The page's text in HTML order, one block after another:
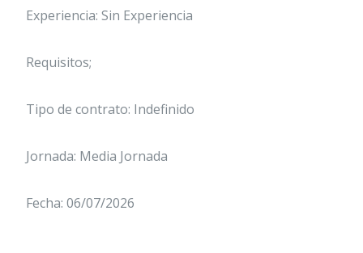
Experiencia: Sin Experiencia
Requisitos;
Tipo de contrato: Indefinido
Jornada: Media Jornada
Fecha: 06/07/2026